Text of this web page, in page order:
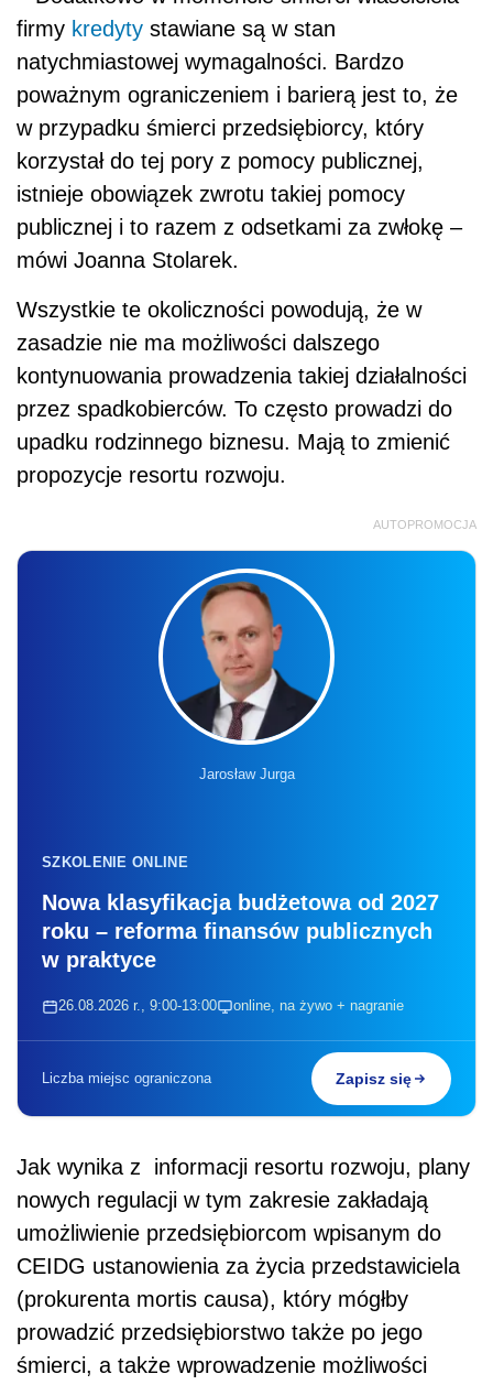
firmy kredyty stawiane są w stan
natychmiastowej wymagalności. Bardzo
poważnym ograniczeniem i barierą jest to, że
w przypadku śmierci przedsiębiorcy, który
korzystał do tej pory z pomocy publicznej,
istnieje obowiązek zwrotu takiej pomocy
publicznej i to razem z odsetkami za zwłokę –
mówi Joanna Stolarek.
Wszystkie te okoliczności powodują, że w
zasadzie nie ma możliwości dalszego
kontynuowania prowadzenia takiej działalności
przez spadkobierców. To często prowadzi do
upadku rodzinnego biznesu. Mają to zmienić
propozycje resortu rozwoju.
AUTOPROMOCJA
Jarosław Jurga
SZKOLENIE ONLINE
Nowa klasyfikacja budżetowa od 2027
roku – reforma finansów publicznych
w praktyce
26.08.2026 r., 9:00-13:00 online, na żywo + nagranie
Liczba miejsc ograniczona Zapisz się
Jak wynika z informacji resortu rozwoju, plany
nowych regulacji w tym zakresie zakładają
umożliwienie przedsiębiorcom wpisanym do
CEIDG ustanowienia za życia przedstawiciela
(prokurenta mortis causa), który mógłby
prowadzić przedsiębiorstwo także po jego
śmierci, a także wprowadzenie możliwości